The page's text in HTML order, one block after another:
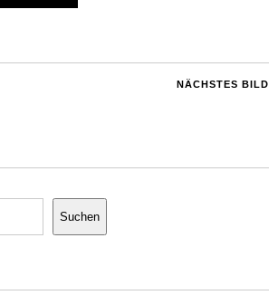
NÄCHSTES BILD
Suchen